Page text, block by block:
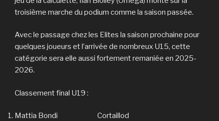
troisième marche du podium comme la saison passée.
Avec le passage chez les Elites la saison prochaine pour
quelques joueurs et l’arrivée de nombreux U15, cette
catégorie sera elle aussi fortement remaniée en 2025-
2026.
Classement final U19 :
Mattia Bondi Cortaillod